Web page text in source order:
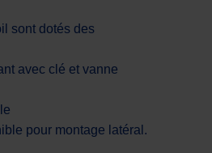
sont dotés des
avec clé et vanne
pour montage latéral.